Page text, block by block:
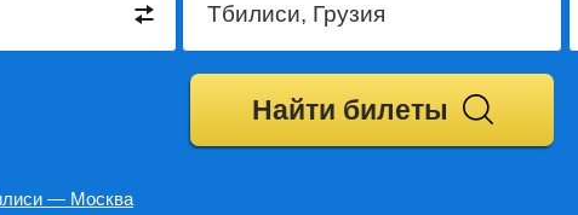
Найти билеты
— Москва